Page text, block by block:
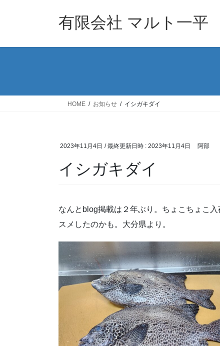
有限会社 マルト一平
HOME お知らせ イシガキダイ
2023年11月4日 / 最終更新日時 : 2023年11月4日 阿部
イシガキダイ
なんとblog掲載は２年ぶり。ちょこちょこ
スメしたのかも。大分県より。